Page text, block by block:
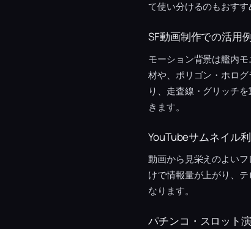
て使い分けるのもおす
SF動画制作での活用
モーション背景は艦内
材や、ポリゴン・ホロ
り、走査線・グリッチ
きます。
YouTubeサムネイル
動画から見栄えのよい
けで情報量が上がり、
なります。
パチンコ・スロット